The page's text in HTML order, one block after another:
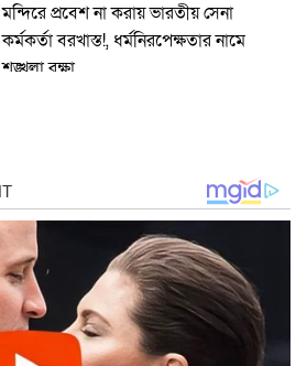
মন্দিরে প্রবেশ না করায় ভারতীয় সেনা
কর্মকর্তা বরখাস্ত!, ধর্মনিরপেক্ষতার নামে
শৃঙ্খলা রক্ষা